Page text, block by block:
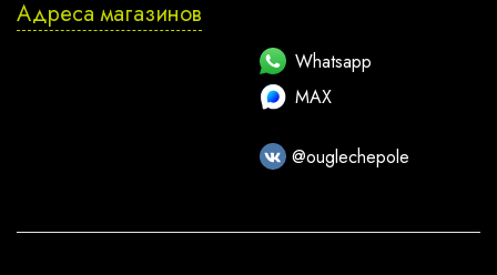
Адреса магазинов
Whatsapp
MAX
@ouglechepole